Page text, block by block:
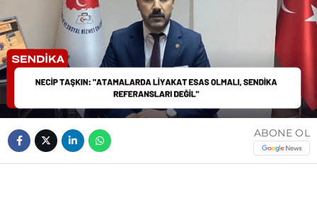
ABONE OL